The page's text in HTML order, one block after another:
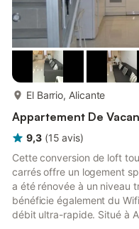
El Barrio, Alicante
Appartement De
9,3 (15 avis)
Cette conversion de loft
carrés offre un logement
a été rénovée à un niveau
bénéficie également du
débit ultra-rapide. Situé à